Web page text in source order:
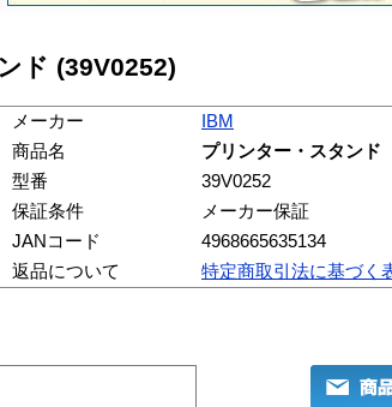
ド (39V0252)
メーカー
IBM
商品名
プリンター・スタンド
型番
39V0252
保証条件
メーカー保証
JANコード
4968665635134
返品について
特定商取引法に基づく